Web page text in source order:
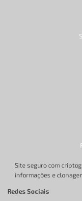
Site seguro com
informações e
Redes Sociais